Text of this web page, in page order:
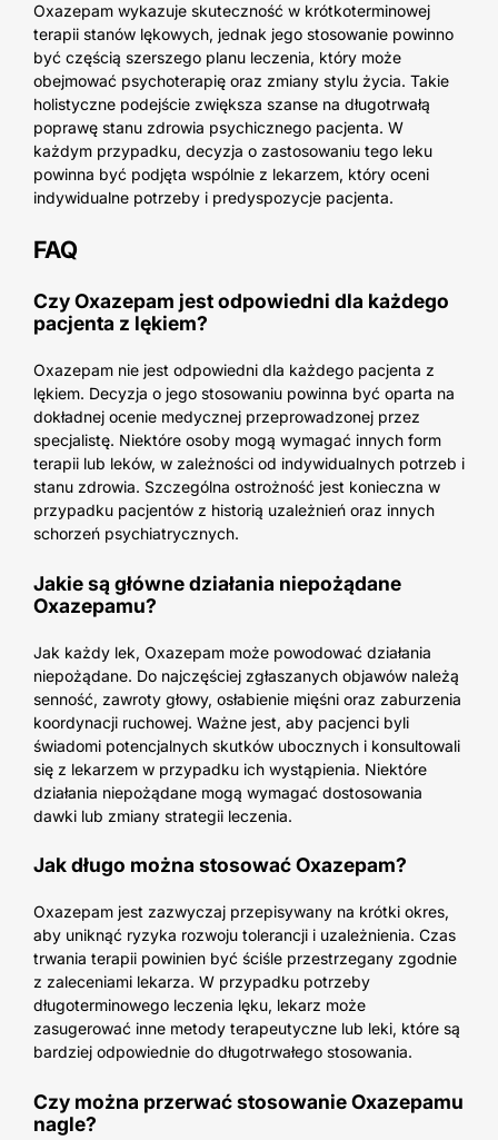
Oxazepam wykazuje skuteczność w krótkoterminowej
terapii stanów lękowych, jednak jego stosowanie powinno
być częścią szerszego planu leczenia, który może
obejmować psychoterapię oraz zmiany stylu życia. Takie
holistyczne podejście zwiększa szanse na długotrwałą
poprawę stanu zdrowia psychicznego pacjenta. W
każdym przypadku, decyzja o zastosowaniu tego leku
powinna być podjęta wspólnie z lekarzem, który oceni
indywidualne potrzeby i predyspozycje pacjenta.
FAQ
Czy Oxazepam jest odpowiedni dla każdego
pacjenta z lękiem?
Oxazepam nie jest odpowiedni dla każdego pacjenta z
lękiem. Decyzja o jego stosowaniu powinna być oparta na
dokładnej ocenie medycznej przeprowadzonej przez
specjalistę. Niektóre osoby mogą wymagać innych form
terapii lub leków, w zależności od indywidualnych potrzeb i
stanu zdrowia. Szczególna ostrożność jest konieczna w
przypadku pacjentów z historią uzależnień oraz innych
schorzeń psychiatrycznych.
Jakie są główne działania niepożądane
Oxazepamu?
Jak każdy lek, Oxazepam może powodować działania
niepożądane. Do najczęściej zgłaszanych objawów należą
senność, zawroty głowy, osłabienie mięśni oraz zaburzenia
koordynacji ruchowej. Ważne jest, aby pacjenci byli
świadomi potencjalnych skutków ubocznych i konsultowali
się z lekarzem w przypadku ich wystąpienia. Niektóre
działania niepożądane mogą wymagać dostosowania
dawki lub zmiany strategii leczenia.
Jak długo można stosować Oxazepam?
Oxazepam jest zazwyczaj przepisywany na krótki okres,
aby uniknąć ryzyka rozwoju tolerancji i uzależnienia. Czas
trwania terapii powinien być ściśle przestrzegany zgodnie
z zaleceniami lekarza. W przypadku potrzeby
długoterminowego leczenia lęku, lekarz może
zasugerować inne metody terapeutyczne lub leki, które są
bardziej odpowiednie do długotrwałego stosowania.
Czy można przerwać stosowanie Oxazepamu
nagle?